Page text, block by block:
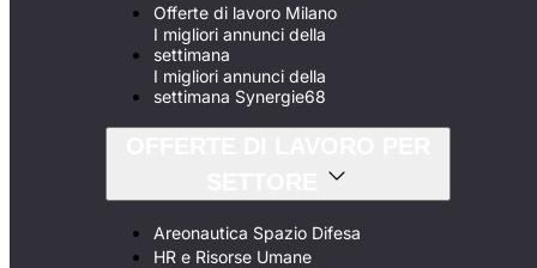
Offerte di lavoro Milano
I migliori annunci della
settimana
I migliori annunci della
settimana Synergie68
Areonautica Spazio Difesa
HR e Risorse Umane